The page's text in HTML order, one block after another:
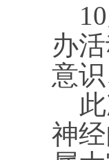
10
办
意识
此
神